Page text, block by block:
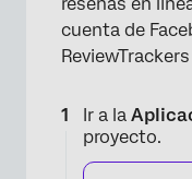
cuenta de
Ir a la
proyecto.